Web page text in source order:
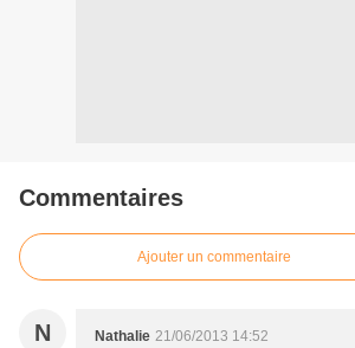
Commentaires
Ajouter un commentaire
N Nathalie 21/06/2013 14:52